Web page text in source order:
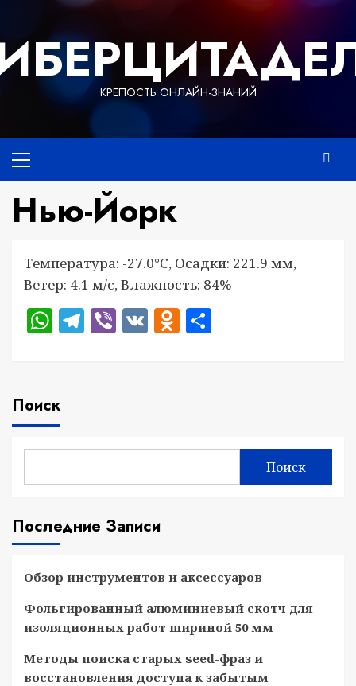
содержимому
КРЕПОСТЬ ОНЛАЙН-ЗНАНИЙ
меню
Нью-Йорк
Температура: -27.0°C, Осадки: 221.9 мм,
Ветер: 4.1 м/с, Влажность: 84%
WhatsApp
Telegram
Viber
VKOdnoklassniki
Поиск
Поиск
Последние Записи
Обзор инструментов и аксессуаров
Фольгированный алюминиевый скотч для
изоляционных работ шириной 50 мм
Методы поиска старых seed-фраз и
восстановления доступа к забытым